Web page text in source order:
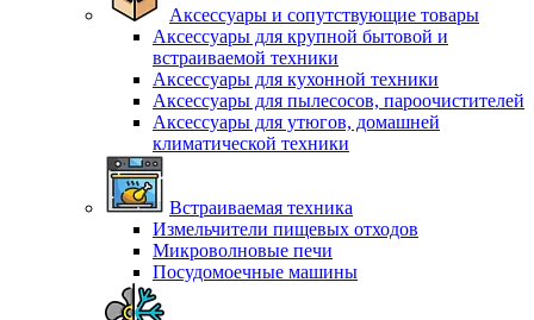
Аксессуары и сопутствующие товары
Аксессуары для крупной бытовой и
встраиваемой техники
Аксессуары для кухонной техники
Аксессуары для пылесосов, пароочистителей
Аксессуары для утюгов, домашней
климатической техники
Встраиваемая техника
Измельчители пищевых отходов
Микроволновые печи
Посудомоечные машины